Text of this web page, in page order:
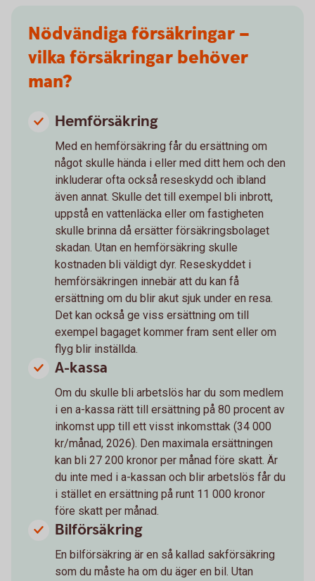
Nödvändiga försäkringar –
vilka försäkringar behöver
man?
Hemförsäkring
Med en hemförsäkring får du ersättning om
något skulle hända i eller med ditt hem och den
inkluderar ofta också reseskydd och ibland
även annat. Skulle det till exempel bli inbrott,
uppstå en vattenläcka eller om fastigheten
skulle brinna då ersätter försäkringsbolaget
skadan. Utan en hemförsäkring skulle
kostnaden bli väldigt dyr. Reseskyddet i
hemförsäkringen innebär att du kan få
ersättning om du blir akut sjuk under en resa.
Det kan också ge viss ersättning om till
exempel bagaget kommer fram sent eller om
flyg blir inställda.
A-kassa
Om du skulle bli arbetslös har du som medlem
i en a-kassa rätt till ersättning på 80 procent av
inkomst upp till ett visst inkomsttak (34 000
kr/månad, 2026). Den maximala ersättningen
kan bli 27 200 kronor per månad före skatt. Är
du inte med i a-kassan och blir arbetslös får du
i stället en ersättning på runt 11 000 kronor
före skatt per månad.
Bilförsäkring
En bilförsäkring är en så kallad sakförsäkring
som du måste ha om du äger en bil. Utan